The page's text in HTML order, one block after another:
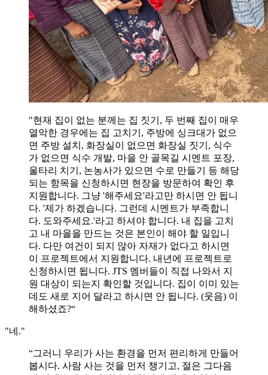
"현재 집이 없는 분께는 집 짓기, 두 번째 집이 매우
열악한 경우에는 집 고치기, 주방에 싱크대가 없으
면 주방 설치, 화장실이 없으면 화장실 짓기, 식수
가 없으면 식수 개발, 마을 안 골목길 시멘트 포장,
울타리 치기, 논농사가 있으면 수로 만들기 등 해당
되는 항목을 신청하시면 현장을 방문하여 확인 후
지원합니다. 그냥 '해주세요'라고만 하시면 안 됩니
다. '제가 하겠습니다. 그런데 시멘트가 부족합니
다. 도와주세요.'라고 하셔야 합니다. 내 집을 고치
고 내 마을을 만드는 것은 본인이 해야 할 일입니
다. 다만 여건이 되지 않아 자재가 없다고 하시면
이 프로젝트에서 지원합니다. 내년에 프로젝트로
신청하시면 됩니다. JTS 멤버들이 직접 나와서 지
원 대상이 되는지 확인할 것입니다. 집이 이미 있는
데도 새로 지어 달라고 하시면 안 됩니다. (웃음) 이
해하셨죠?“
"네."
“그러니 우리가 사는 환경을 먼저 편리하게 만들어
봅시다. 사람 사는 것을 먼저 챙기고, 절은 그다음